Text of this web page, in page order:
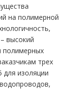
на полимерной
высокий
полимерных
трех
для изоляции